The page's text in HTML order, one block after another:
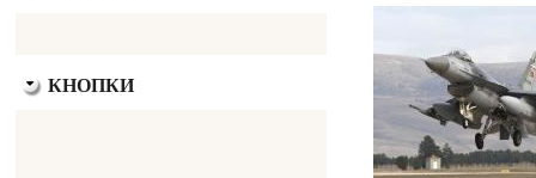
КНОПКИ